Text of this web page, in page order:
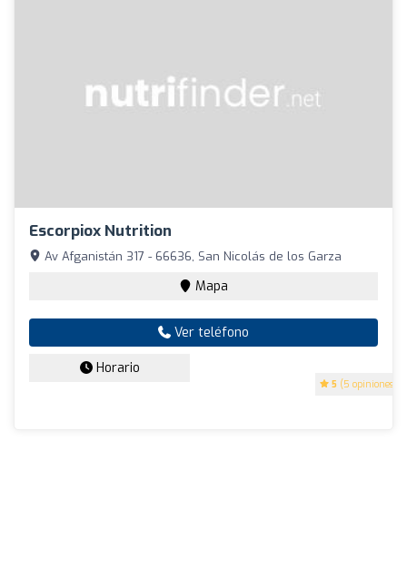
Escorpiox Nutrition
5 (5 opiniones)
Av Afganistán 317 - 66636, San Nicolás de los Garza
Mapa
Ver teléfono
Horario